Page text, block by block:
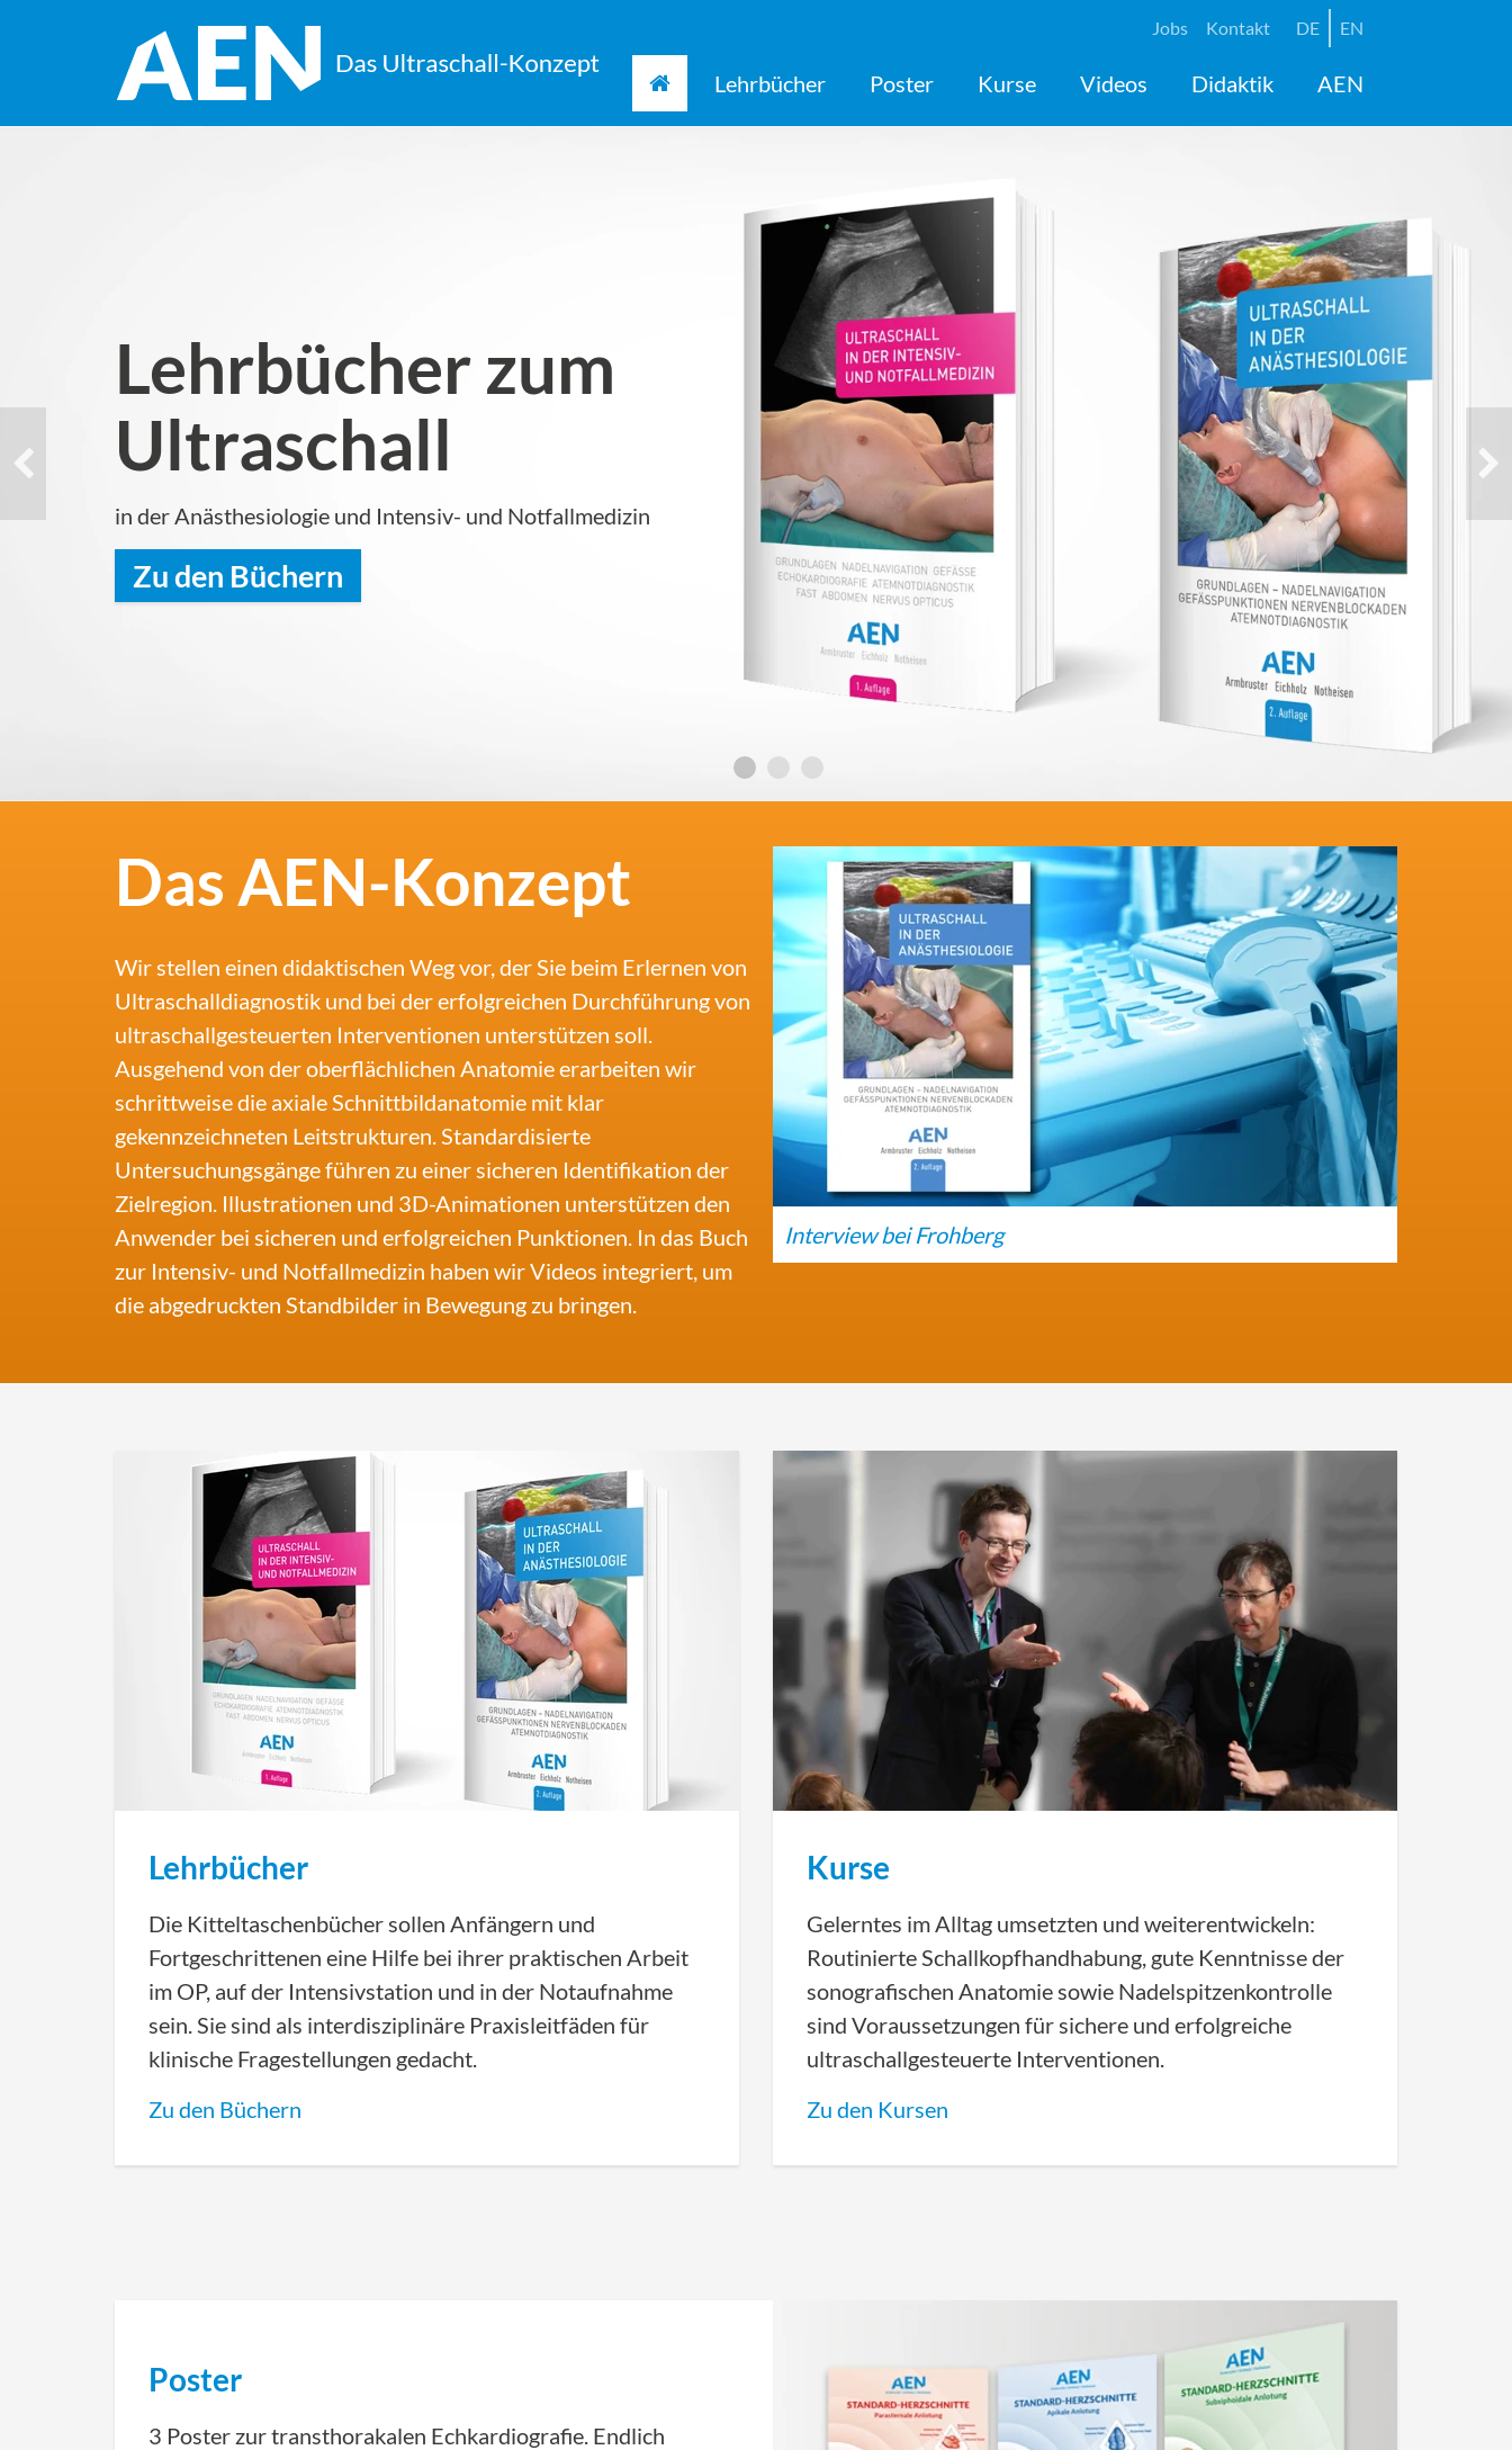
DE EN
Jobs Kontakt
(Standort)
Lehrbücher Poster Kurse Videos Didaktik AEN
Lehrbücher zum
Ultraschall
in der Anästhesiologie und Intensiv- und Notfallmedizin
Zu den Büchern
Interview bei Frohberg
Das AEN-Konzept
Wir stellen einen didaktischen Weg vor, der Sie beim Erlernen von
Ultraschalldiagnostik und bei der erfolgreichen Durchführung von
ultraschallgesteuerten Interventionen unterstützen soll.
Ausgehend von der oberflächlichen Anatomie erarbeiten wir
schrittweise die axiale Schnittbildanatomie mit klar
gekennzeichneten Leitstrukturen. Standardisierte
Untersuchungsgänge führen zu einer sicheren Identifikation der
Zielregion. Illustrationen und 3D-Animationen unterstützen den
Anwender bei sicheren und erfolgreichen Punktionen. In das Buch
zur Intensiv- und Notfallmedizin haben wir Videos integriert, um
die abgedruckten Standbilder in Bewegung zu bringen.
Lehrbücher
Die Kitteltaschenbücher sollen Anfängern und
Fortgeschrittenen eine Hilfe bei ihrer praktischen Arbeit
im OP, auf der Intensivstation und in der Notaufnahme
sein. Sie sind als interdisziplinäre Praxisleitfäden für
klinische Fragestellungen gedacht.
Zu den Büchern
Kurse
Gelerntes im Alltag umsetzten und weiterentwickeln:
Routinierte Schallkopfhandhabung, gute Kenntnisse der
sonografischen Anatomie sowie Nadelspitzenkontrolle
sind Voraussetzungen für sichere und erfolgreiche
ultraschallgesteuerte Interventionen.
Zu den Kursen
Poster
3 Poster zur transthorakalen Echkardiografie. Endlich